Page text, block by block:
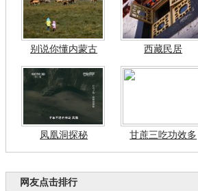
别说你懂内蒙古 西藏民居
凤凰洞探秘 甘蔗三吃功效多
网友点击排行